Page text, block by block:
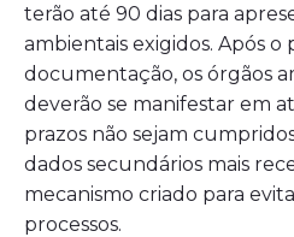
terão até 90 dias para
ambientais exigidos. Após o
documentação, os órgãos
deverão se manifestar em
prazos não sejam
dados secundários mais
mecanismo criado para
processos.